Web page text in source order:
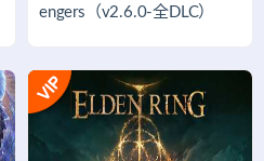
engers（v2.6.0-全DLC）